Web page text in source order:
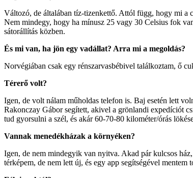
Változó, de általában tíz-tizenkettő. Attól függ, hogy mi a
Nem mindegy, hogy ha mínusz 25 vagy 30 Celsius fok
sátorállítás közben.
És mi van, ha jön egy vadállat? Arra mi a megoldás?
Norvégiában csak egy rénszarvasbébivel találkoztam, ő
Térerő volt?
Igen, de volt nálam műholdas telefon is. Baj esetén lett
Rakonczay Gábor segített, akivel a grönlandi expedíciót
tud gyorsulni a szél, és akár 60-70-80 kilométer/órás
Vannak menedékházak a környéken?
Igen, de nem mindegyik van nyitva. Akad pár kulcsos
térképem, de nem lett új, és egy app segítségével